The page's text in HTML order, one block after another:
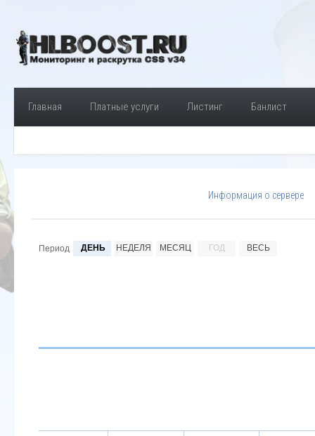
Главная Платные услуги Листинг Банлист
Информация о сервере
Период ДЕНЬ НЕДЕЛЯ МЕСЯЦ ГОД ВЕСЬ